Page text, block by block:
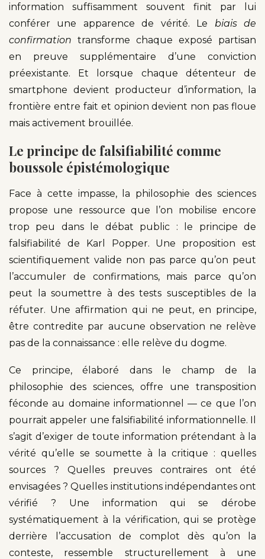
information suffisamment souvent finit par lui
conférer une apparence de vérité. Le biais de
confirmation transforme chaque exposé partisan
en preuve supplémentaire d’une conviction
préexistante. Et lorsque chaque détenteur de
smartphone devient producteur d’information, la
frontière entre fait et opinion devient non pas floue
mais activement brouillée.
Le principe de falsifiabilité comme
boussole épistémologique
Face à cette impasse, la philosophie des sciences
propose une ressource que l’on mobilise encore
trop peu dans le débat public : le principe de
falsifiabilité de Karl Popper. Une proposition est
scientifiquement valide non pas parce qu’on peut
l’accumuler de confirmations, mais parce qu’on
peut la soumettre à des tests susceptibles de la
réfuter. Une affirmation qui ne peut, en principe,
être contredite par aucune observation ne relève
pas de la connaissance : elle relève du dogme.
Ce principe, élaboré dans le champ de la
philosophie des sciences, offre une transposition
féconde au domaine informationnel — ce que l’on
pourrait appeler une falsifiabilité informationnelle. Il
s’agit d’exiger de toute information prétendant à la
vérité qu’elle se soumette à la critique : quelles
sources ? Quelles preuves contraires ont été
envisagées ? Quelles institutions indépendantes ont
vérifié ? Une information qui se dérobe
systématiquement à la vérification, qui se protège
derrière l’accusation de complot dès qu’on la
conteste, ressemble structurellement à une